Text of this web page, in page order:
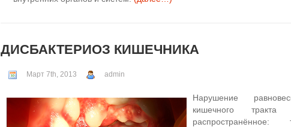
ДИСБАКТЕРИОЗ КИШЕЧНИКА
Март 7th, 2013 admin
Нарушение
кишечного тракта
распространённое: